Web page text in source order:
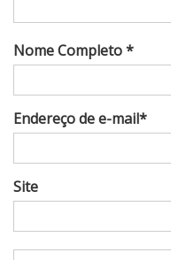
Nome Completo *
Endereço de e-mail*
Site